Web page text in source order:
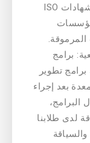
مهارات السياقة. حاصلون على شهادات ISO
مؤسسات
برامج
تطوير
بعد إجراء
لدى طلابنا